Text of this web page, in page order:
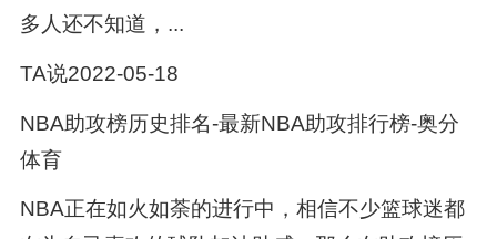
多人还不知道，...
TA说2022-05-18
NBA助攻榜历史排名-最新NBA助攻排行榜-奥分
体育
NBA正在如火如荼的进行中，相信不少篮球迷都